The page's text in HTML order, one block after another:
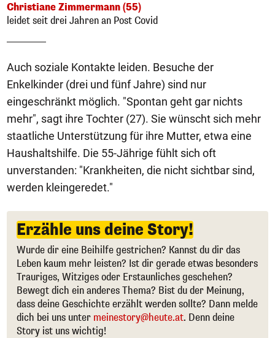
Christiane Zimmermann (55)
leidet seit drei Jahren an Post Covid
Auch soziale Kontakte leiden. Besuche der
Enkelkinder (drei und fünf Jahre) sind nur
eingeschränkt möglich. "Spontan geht gar nichts
mehr", sagt ihre Tochter (27). Sie wünscht sich mehr
staatliche Unterstützung für ihre Mutter, etwa eine
Haushaltshilfe. Die 55-Jährige fühlt sich oft
unverstanden: "Krankheiten, die nicht sichtbar sind,
werden kleingeredet."
Erzähle uns deine Story!
Wurde dir eine Beihilfe gestrichen? Kannst du dir das
Leben kaum mehr leisten? Ist dir gerade etwas besonders
Trauriges, Witziges oder Erstaunliches geschehen?
Bewegt dich ein anderes Thema? Bist du der Meinung,
dass deine Geschichte erzählt werden sollte? Dann melde
dich bei uns unter meinestory@heute.at. Denn deine
Story ist uns wichtig!